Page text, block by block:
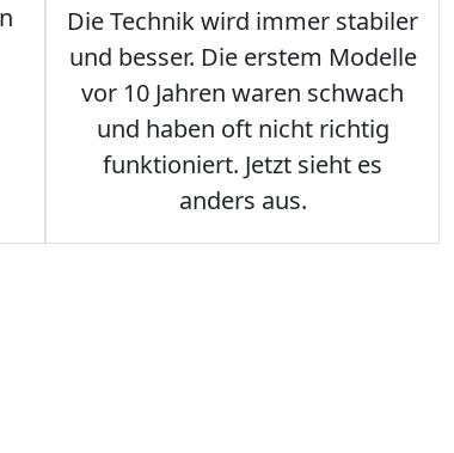
Die Technik wird immer stabiler
und besser. Die erstem Modelle
vor 10 Jahren waren schwach
und haben oft nicht richtig
funktioniert. Jetzt sieht es
anders aus.